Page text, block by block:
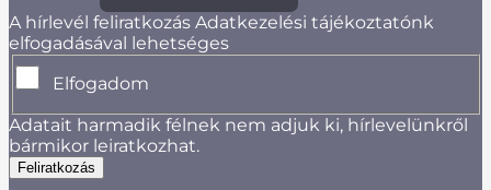
A hírlevél feliratkozás Adatkezelési tájékoztatónk
elfogadásával lehetséges
Elfogadom
Adatait harmadik félnek nem adjuk ki, hírlevelünkről
bármikor leiratkozhat.